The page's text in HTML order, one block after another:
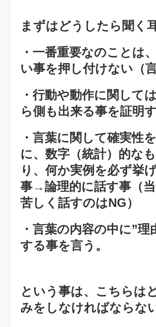
まずはどうしたら聞く
・一番重要なのことは
い事を押し付けない（
・行動や動作に関して
ら側も出来る事を証明す
・言葉に関して確実性
に、数字（統計）的な
り、何か実例を必ず挙
事→論理的に話す事（
苦しく話すのはNG）
・言葉の内容の中に”理
する事を言う。
という事は、こちらは
みをしなければならな